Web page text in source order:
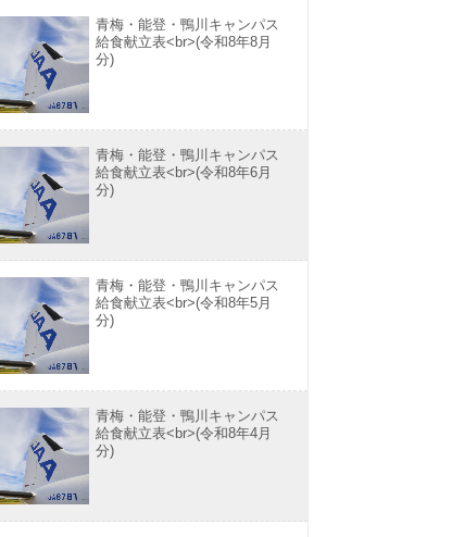
青梅・能登・鴨川キャンパス
給食献立表<br>(令和8年8月
分)
青梅・能登・鴨川キャンパス
給食献立表<br>(令和8年6月
分)
青梅・能登・鴨川キャンパス
給食献立表<br>(令和8年5月
分)
青梅・能登・鴨川キャンパス
給食献立表<br>(令和8年4月
分)